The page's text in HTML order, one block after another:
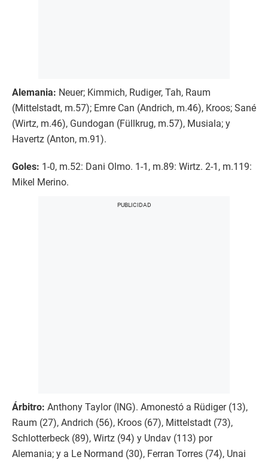
Alemania: Neuer; Kimmich, Rudiger, Tah, Raum
(Mittelstadt, m.57); Emre Can (Andrich, m.46), Kroos; Sané
(Wirtz, m.46), Gundogan (Füllkrug, m.57), Musiala; y
Havertz (Anton, m.91).
Goles: 1-0, m.52: Dani Olmo. 1-1, m.89: Wirtz. 2-1, m.119:
Mikel Merino.
Árbitro: Anthony Taylor (ING). Amonestó a Rüdiger (13),
Raum (27), Andrich (56), Kroos (67), Mittelstadt (73),
Schlotterbeck (89), Wirtz (94) y Undav (113) por
Alemania; y a Le Normand (30), Ferran Torres (74), Unai